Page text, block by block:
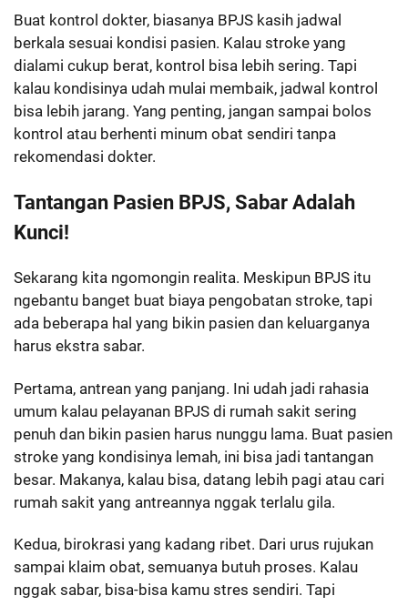
Buat kontrol dokter, biasanya BPJS kasih jadwal
berkala sesuai kondisi pasien. Kalau stroke yang
dialami cukup berat, kontrol bisa lebih sering. Tapi
kalau kondisinya udah mulai membaik, jadwal kontrol
bisa lebih jarang. Yang penting, jangan sampai bolos
kontrol atau berhenti minum obat sendiri tanpa
rekomendasi dokter.
Tantangan Pasien BPJS, Sabar Adalah
Kunci!
Sekarang kita ngomongin realita. Meskipun BPJS itu
ngebantu banget buat biaya pengobatan stroke, tapi
ada beberapa hal yang bikin pasien dan keluarganya
harus ekstra sabar.
Pertama, antrean yang panjang. Ini udah jadi rahasia
umum kalau pelayanan BPJS di rumah sakit sering
penuh dan bikin pasien harus nunggu lama. Buat pasien
stroke yang kondisinya lemah, ini bisa jadi tantangan
besar. Makanya, kalau bisa, datang lebih pagi atau cari
rumah sakit yang antreannya nggak terlalu gila.
Kedua, birokrasi yang kadang ribet. Dari urus rujukan
sampai klaim obat, semuanya butuh proses. Kalau
nggak sabar, bisa-bisa kamu stres sendiri. Tapi